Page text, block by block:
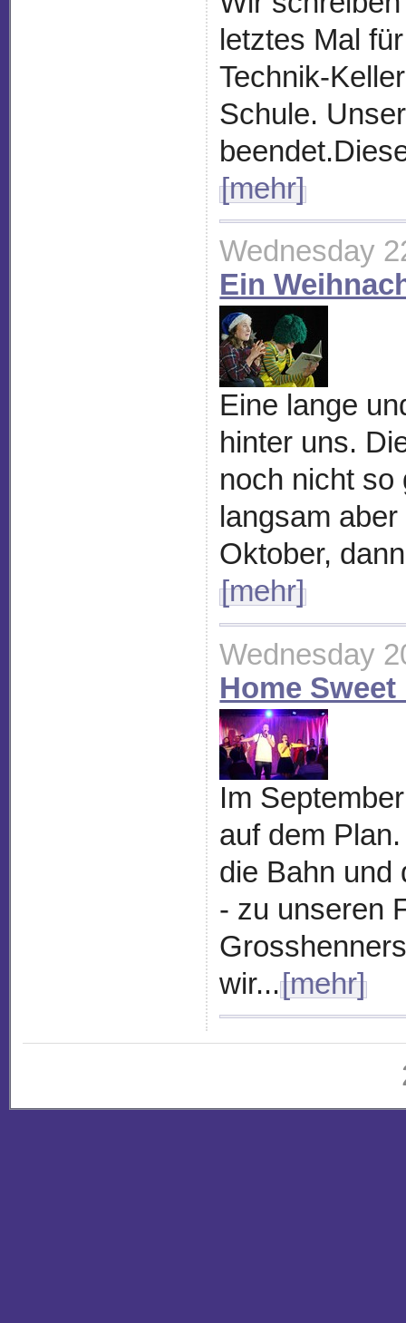
letztes Mal
Technik-
Schule.
[mehr]
Wednesday
Ein
Eine lange
hinter uns.
noch nicht so
langsam
Oktober,
[mehr]
Wednesday
Home Sweet
Im
auf dem
die Bahn und
- zu unseren
wir...[mehr]